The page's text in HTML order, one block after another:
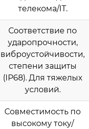
телекома/IT.
Соответствие по
ударопрочности,
виброустойчивости,
степени защиты
(IP68). Для тяжелых
условий.
Совместимость по
высокому току/